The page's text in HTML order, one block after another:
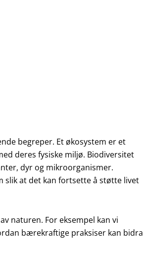
begreper. Et økosystem er et
deres fysiske miljø. Biodiversitet
dyr og mikroorganismer.
at det kan fortsette å støtte livet
naturen. For eksempel kan vi
bærekraftige praksiser kan bidra